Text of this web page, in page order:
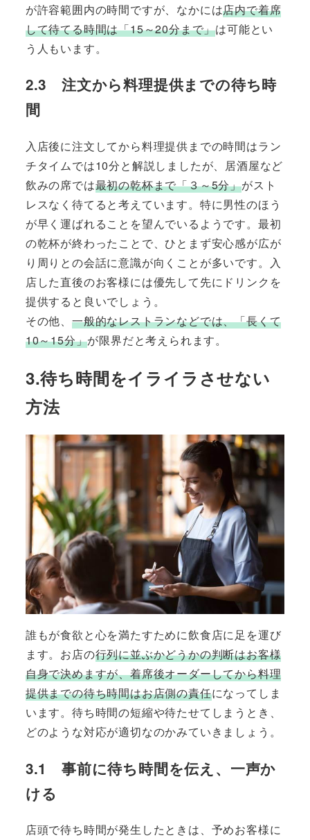
が許容範囲内の時間ですが、なかには店内で着席
して待てる時間は「15～20分まで」は可能とい
う人もいます。
2.3 注文から料理提供までの待ち時
間
入店後に注文してから料理提供までの時間はラン
チタイムでは10分と解説しましたが、居酒屋など
飲みの席では最初の乾杯まで「３～5分」がスト
レスなく待てると考えています。特に男性のほう
が早く運ばれることを望んでいるようです。最初
の乾杯が終わったことで、ひとまず安心感が広が
り周りとの会話に意識が向くことが多いです。入
店した直後のお客様には優先して先にドリンクを
提供すると良いでしょう。
その他、 一般的なレストランなどでは、「長くて
10～15分」が限界だと考えられます。
3.待ち時間をイライラさせない
方法
誰もが食欲と心を満たすために飲食店に足を運び
ます。お店の行列に並ぶかどうかの判断はお客様
自身で決めますが、着席後オーダーしてから料理
提供までの待ち時間はお店側の責任になってしま
います。待ち時間の短縮や待たせてしまうとき、
どのような対応が適切なのかみていきましょう。
3.1 事前に待ち時間を伝え、一声か
ける
店頭で待ち時間が発生したときは、予めお客様に